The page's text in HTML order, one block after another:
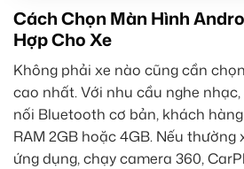
Cách Chọn Màn Hình
Hợp Cho Xe
Không phải xe nào cũng cần
cao nhất. Với nhu cầu nghe
nối Bluetooth cơ bản, khách
RAM 2GB hoặc 4GB. Nếu thường
ứng dụng, chạy camera 360,